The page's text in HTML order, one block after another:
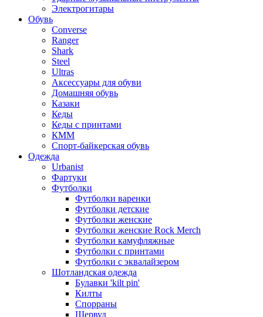
Электрогитары
Обувь
Converse
Ranger
Shark
Steel
Ultras
Аксессуары для обуви
Домашняя обувь
Казаки
Кеды
Кеды с принтами
КММ
Спорт-байкерская обувь
Одежда
Urbanist
Фартуки
Футболки
Футболки варенки
Футболки детские
Футболки женские
Футболки женские Rock Merch
Футболки камуфляжные
Футболки с принтами
Футболки с эквалайзером
Шотландская одежда
Булавки 'kilt pin'
Килты
Спорраны
Шервуд